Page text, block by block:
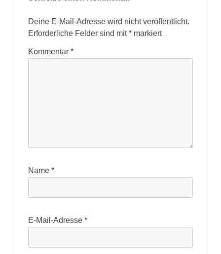
Deine E-Mail-Adresse wird nicht veröffentlicht.
Erforderliche Felder sind mit* markiert
Kommentar *
Name *
E-Mail-Adresse *